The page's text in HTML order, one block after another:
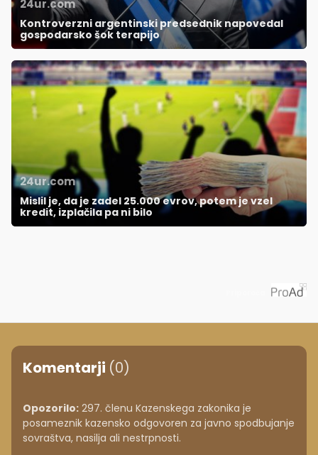
24ur.com
Kontroverzni argentinski predsednik napovedal
gospodarsko šok terapijo
24ur.com
Mislil je, da je zadel 25.000 evrov, potem je vzel
kredit, izplačila pa ni bilo
Komentarji (0)
Opozorilo: 297. členu Kazenskega zakonika je
posameznik kazensko odgovoren za javno spodbujanje
sovraštva, nasilja ali nestrpnosti.